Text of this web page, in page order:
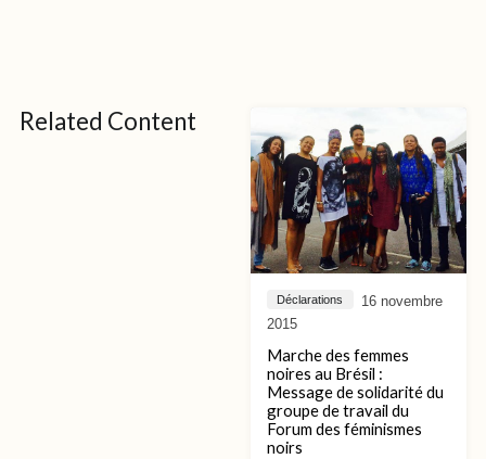
Related Content
Déclarations
16 novembre
2015
Marche des femmes
noires au Brésil :
Message de solidarité du
groupe de travail du
Forum des féminismes
noirs